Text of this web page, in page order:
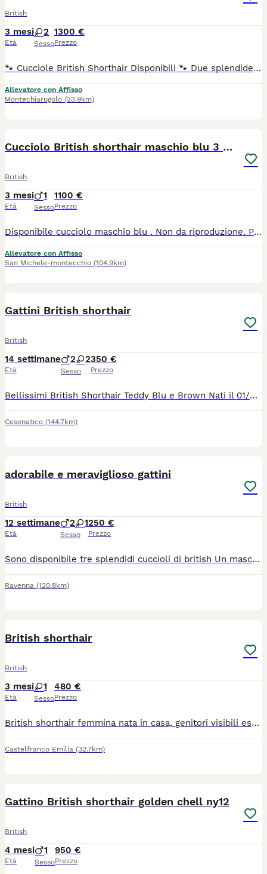
British
3 mesi
Età
2
Sesso
1300 €
Prezzo
​🐾 Cucciole British Shorthair Disponibili 🐾 ​Due splendide gattine nate in ambiente familiare cercano una famiglia speciale: ​🐱 Blu: un'elegante nuvola grigia, dolcissima e con il classico mantello denso come un peluche. ​🐱 Fawn Bicolore: una colorazione rara, raffinata e dal fascino unico. ​Le cucciole hanno un carattere meraviglioso e vengono cedute con pedigree ufficiale, ciclo vaccinale completo, sverminazioni e libretto sanitario. ​📍 Contattami in privato per foto, video e dettagli. Solo veri interessati. Cell.3933280861
Allevatore con Affisso
Montechiarugolo (23.9km)
Cucciolo British shorthair maschio blu 3 mesi
British
3 mesi
Età
1
Sesso
1100 €
Prezzo
Disponibile cucciolo maschio blu . Non da riproduzione. Pedigree fife, vaccini, microchip, test fiv/felv/hcm/pkd . Sverminato e controllato dal veterinario
Allevatore con Affisso
San Michele-montecchio (104.9km)
Gattini British shorthair
British
14 settimane
Età
2 2
Sesso
350 €
Prezzo
Bellissimi British Shorthair Teddy Blu e Brown Nati il 01/05/26. Pronti per l'adozione 26. Disponibilità aggiornate: o1 maschio Tabby brown mackerel o 2 femmine Tabby brown mackerel o 1 maschio Tabby grey mackere o1femmina Tabby blu ( Per chi non conosce i colori sono i tre neri tigrati marroni e quello con il manto grigio musetto tigrato e la femmina tutta grigia) Rilasciati con: Libretto sanitario Vaccinazione Sverminati e trattati contro pulci e parassiti. Senza pedigree, nati e cresciuti in casa Abituati alla : o lettiera o al tiragraffi o al trasportino o alle persone Molto affettuosi, socievoli e giocherelloni. ".....Sono irresistibile e molto ma moooolto coccolone quindi se non vuoi tanto affetto o... leccotti e... ronfatine sulla panzella mentre ti appisoli.... non faccio per te!"
Cesenatico (144.7km)
adorabile e meraviglioso gattini
British
12 settimane
Età
2 1
Sesso
250 €
Prezzo
Sono disponibile tre splendidi cuccioli di british Un maschio : bianco Una femmina : bianca Caratteristiche ; razza british pura . Madre : British short hair grigia . Padre : British longhair Bianco . Età ; due mesi . Perfettamente sani e in ottima salute . Hanno completato lo svezzamento dopo essere stati allattati dalla madre . Mangiano regolarmente cibo per gattini . Abituati alla lettiera . Cresciuti in ambienti familiare e sono affettuosi ,socievoli e molto giocherelloni
Ravenna (120.8km)
British shorthair
British
3 mesi
Età
1
Sesso
480 €
Prezzo
British shorthair femmina nata in casa, genitori visibili esenti da malattie genetiche, disponibile primi di luglio. Mamma con pedigree No pedigree. 580 euro
Castelfranco Emilia (32.7km)
Gattino British shorthair golden chell ny12
British
4 mesi
Età
1
Sesso
950 €
Prezzo